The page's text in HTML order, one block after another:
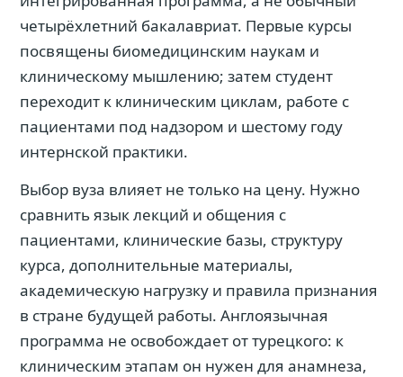
четырёхлетний бакалавриат. Первые курсы
посвящены биомедицинским наукам и
клиническому мышлению; затем студент
переходит к клиническим циклам, работе с
пациентами под надзором и шестому году
интернской практики.
Выбор вуза влияет не только на цену. Нужно
сравнить язык лекций и общения с
пациентами, клинические базы, структуру
курса, дополнительные материалы,
академическую нагрузку и правила признания
в стране будущей работы. Англоязычная
программа не освобождает от турецкого: к
клиническим этапам он нужен для анамнеза,